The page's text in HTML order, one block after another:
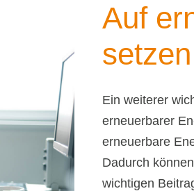
Auf
setzen
Ein weiterer
erneuerbarer
erneuerbare
Dadurch
wichtigen